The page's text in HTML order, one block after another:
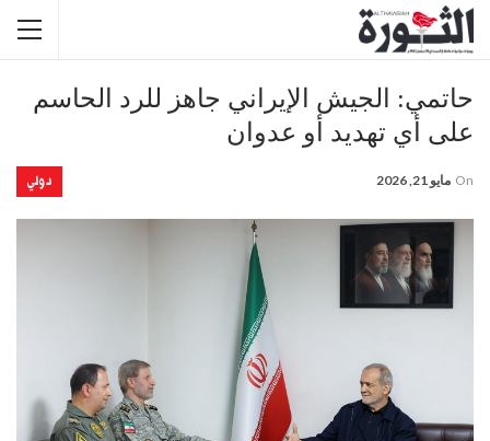
حاتمي: الجيش الإيراني جاهز للرد الحاسم
على أي تهديد أو عدوان
دولي On مايو 21, 2026